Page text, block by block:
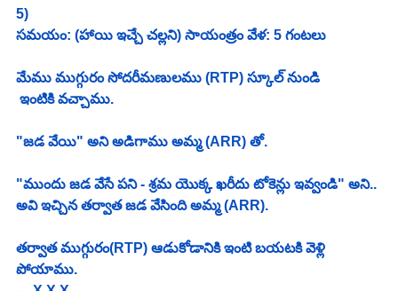
5)
సమయం: (హాయి ఇచ్చే చల్లని) సాయంత్రం వేళ: 5 గంటలు
మేము ముగ్గురం సోదరీమణులము (RTP) స్కూల్ నుండి
ఇంటికి వచ్చాము.
"జడ వేయి" అని అడిగాము అమ్మ (ARR) తో.
"ముందు జడ వేసే పని - శ్రమ యొక్క ఖరీదు టోకెన్లు ఇవ్వండి" అని..
అవి ఇచ్చిన తర్వాత జడ వేసింది అమ్మ (ARR).
తర్వాత ముగ్గురం(RTP) ఆడుకోడానికి ఇంటి బయటకి వెళ్లి
పోయాము.